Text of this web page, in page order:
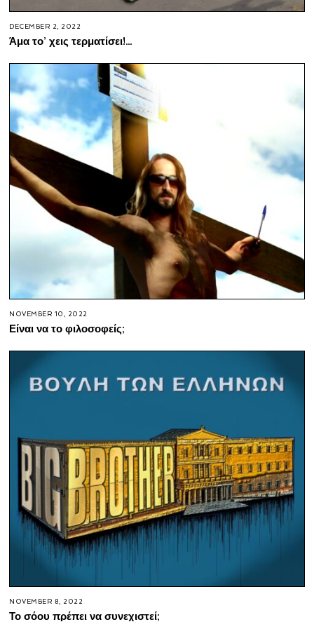
DECEMBER 2, 2022
Άμα το’ χεις τερματίσει!…
NOVEMBER 10, 2022
Είναι να το φιλοσοφείς;
NOVEMBER 8, 2022
Το σόου πρέπει να συνεχιστεί;